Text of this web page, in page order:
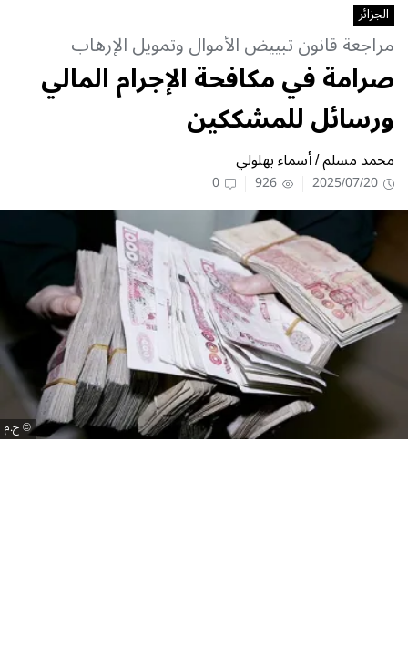
الجزائر
مراجعة قانون تبييض الأموال وتمويل الإرهاب
صرامة في مكافحة الإجرام المالي
ورسائل للمشككين
محمد مسلم / أسماء بهلولي
2025/07/20
926
0
ح.م